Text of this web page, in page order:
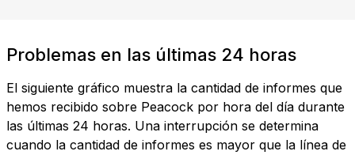
Problemas en las últimas 24 horas
El siguiente gráfico muestra la cantidad de informes que
hemos recibido sobre Peacock por hora del día durante
las últimas 24 horas. Una interrupción se determina
cuando la cantidad de informes es mayor que la línea de